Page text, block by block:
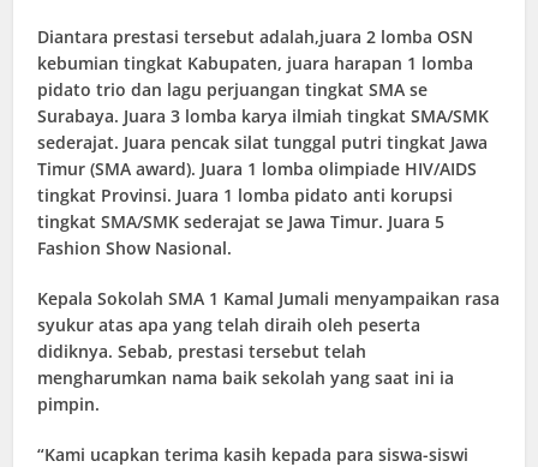
Diantara prestasi tersebut adalah,juara 2 lomba OSN
kebumian tingkat Kabupaten, juara harapan 1 lomba
pidato trio dan lagu perjuangan tingkat SMA se
Surabaya. Juara 3 lomba karya ilmiah tingkat SMA/SMK
sederajat. Juara pencak silat tunggal putri tingkat Jawa
Timur (SMA award). Juara 1 lomba olimpiade HIV/AIDS
tingkat Provinsi. Juara 1 lomba pidato anti korupsi
tingkat SMA/SMK sederajat se Jawa Timur. Juara 5
Fashion Show Nasional.
Kepala Sokolah SMA 1 Kamal Jumali menyampaikan rasa
syukur atas apa yang telah diraih oleh peserta
didiknya. Sebab, prestasi tersebut telah
mengharumkan nama baik sekolah yang saat ini ia
pimpin.
“Kami ucapkan terima kasih kepada para siswa-siswi